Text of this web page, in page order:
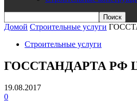
Домой Строительные услуги
Строительные услуги
ГОССТАНДАРТА РФ
19.08.2017
0